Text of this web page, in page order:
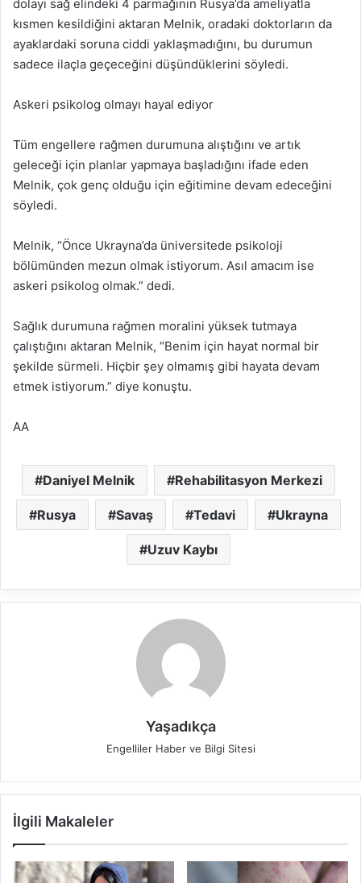
dolayı sağ elindeki 4 parmağının Rusya’da ameliyatla
kısmen kesildiğini aktaran Melnik, oradaki doktorların da
ayaklardaki soruna ciddi yaklaşmadığını, bu durumun
sadece ilaçla geçeceğini düşündüklerini söyledi.
Askeri psikolog olmayı hayal ediyor
Tüm engellere rağmen durumuna alıştığını ve artık
geleceği için planlar yapmaya başladığını ifade eden
Melnik, çok genç olduğu için eğitimine devam edeceğini
söyledi.
Melnik, “Önce Ukrayna’da üniversitede psikoloji
bölümünden mezun olmak istiyorum. Asıl amacım ise
askeri psikolog olmak.” dedi.
Sağlık durumuna rağmen moralini yüksek tutmaya
çalıştığını aktaran Melnik, “Benim için hayat normal bir
şekilde sürmeli. Hiçbir şey olmamış gibi hayata devam
etmek istiyorum.” diye konuştu.
AA
Daniyel Melnik Rehabilitasyon Merkezi
Rusya Savaş Tedavi Ukrayna
Uzuv Kaybı
Yaşadıkça
Engelliler Haber ve Bilgi Sitesi
İlgili Makaleler